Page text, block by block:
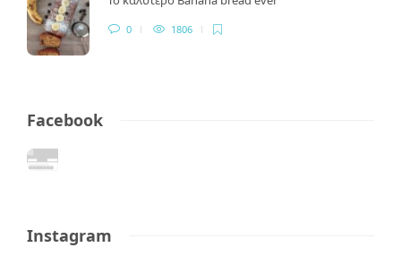
0 1806
Facebook
Instagram